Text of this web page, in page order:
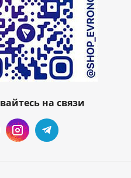
на связи